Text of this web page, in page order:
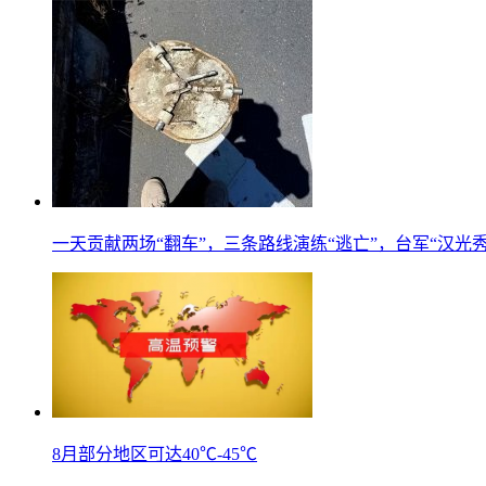
一天贡献两场“翻车”，三条路线演练“逃亡”，台军“汉光
8月部分地区可达40℃-45℃